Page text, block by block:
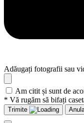
Adăugați fotografii sau
Am citit și sunt de
* Vă rugăm să bifați
Trimite